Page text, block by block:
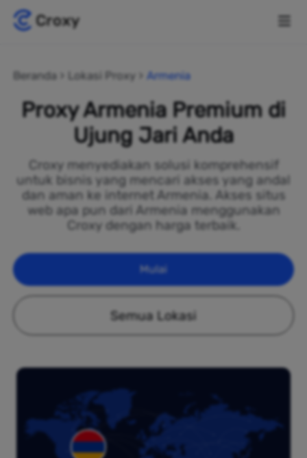
Beranda Lokasi Proxy Armenia
Proxy Armenia Premium di
Ujung Jari Anda
Croxy menyediakan solusi komprehensif
untuk bisnis yang mencari akses yang andal
dan aman ke internet Armenia. Akses situs
web apa pun dari Armenia menggunakan
Croxy dengan harga terbaik.
Mulai
Semua Lokasi